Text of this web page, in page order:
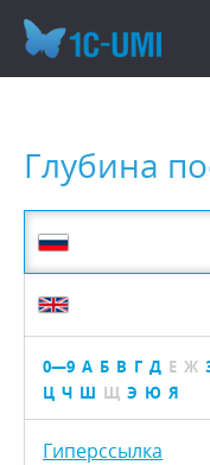
Глубина
0—9 А Б В Г Д Е Ж
Ц Ч Ш Щ Э Ю Я
Гиперссылка